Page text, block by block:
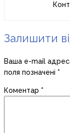
Залишити
Ваша e-mail
поля позначені *
Коментар *